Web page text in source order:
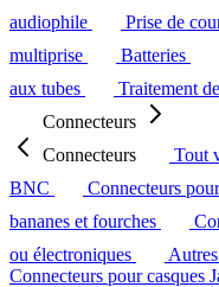
audiophile
Prise de
multiprise
Batteries
aux tubes
Traitement
Connecteurs
Connecteurs
Tout
BNC
Connecteurs
bananes et fourches
ou électroniques
Connecteurs pour casques